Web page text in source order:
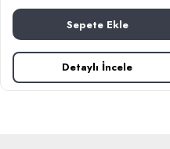
Sepete Ekle
Detaylı İncele